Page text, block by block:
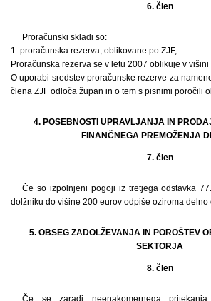
6. člen
Proračunski skladi so:
1. proračunska rezerva, oblikovane po ZJF,
Proračunska rezerva se v letu 2007 oblikuje v višini
O uporabi sredstev proračunske rezerve za
člena ZJF odloča župan in o tem s pisnimi poročili
4. POSEBNOSTI UPRAVLJANJA IN
FINANČNEGA PREMOŽENJA
7. člen
Če so izpolnjeni pogoji iz tretjega odstavka
dolžniku do višine 200 eurov odpiše oziroma delno
5. OBSEG ZADOLŽEVANJA IN POROŠTEV
SEKTORJA
8. člen
Če se zaradi neenakomernega pritekanja